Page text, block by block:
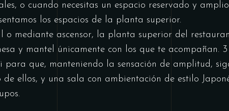
o cuando necesitas un espacio reservado y
los espacios de la planta superior.
o mediante ascensor, la planta superior del
y mantel únicamente con los que te acompañan.
para que, manteniendo la sensación de amplitud,
ellos, y una sala con ambientación de estilo